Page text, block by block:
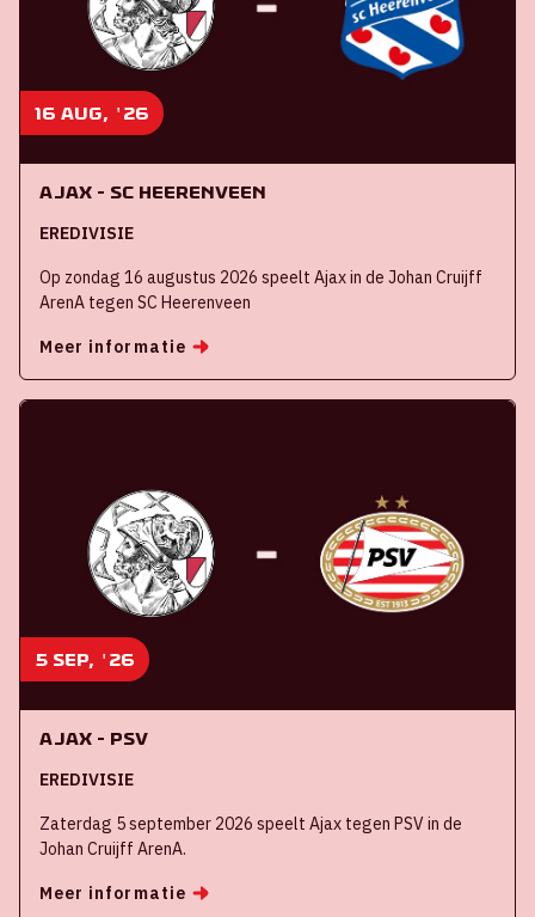
16 aug, '26
Ajax - SC Heerenveen
EREDIVISIE
Op zondag 16 augustus 2026 speelt Ajax in de Johan Cruijff
ArenA tegen SC Heerenveen
Meer informatie
5 sep, '26
Ajax - PSV
EREDIVISIE
Zaterdag 5 september 2026 speelt Ajax tegen PSV in de
Johan Cruijff ArenA.
Meer informatie